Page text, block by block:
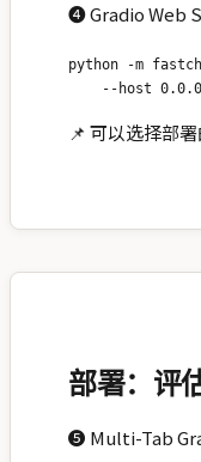
❹ Gradio Web
python -m
📌 可以选择部
部署：评
❺ Multi-Tab